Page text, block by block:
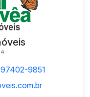
97402-9851